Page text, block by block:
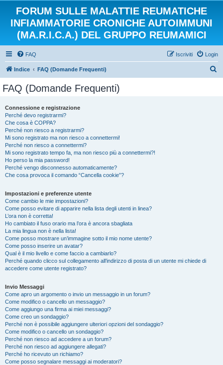
FORUM SULLE MALATTIE REUMATICHE
INFIAMMATORIE CRONICHE AUTOIMMUNI
(MA.R.I.C.A.) DEL GRUPPO REUMAMICI
FAQ Login
Iscriviti
Indice FAQ (Domande Frequenti)
FAQ (Domande Frequenti)
Connessione e registrazione
Perché devo registrarmi?
Che cosa è COPPA?
Perché non riesco a registrarmi?
Mi sono registrato ma non riesco a connettermi!
Perché non riesco a connettermi?
Mi sono registrato tempo fa, ma non riesco più a connettermi?!
Ho perso la mia password!
Perché vengo disconnesso automaticamente?
Che cosa provoca il comando “Cancella cookie”?
Impostazioni e preferenze utente
Come cambio le mie impostazioni?
Come posso evitare di apparire nella lista degli utenti in linea?
L’ora non è corretta!
Ho cambiato il fuso orario ma l’ora è ancora sbagliata
La mia lingua non è nella lista!
Come posso mostrare un’immagine sotto il mio nome utente?
Come posso inserire un avatar?
Qual è il mio livello e come faccio a cambiarlo?
Perché quando clicco sul collegamento all’indirizzo di posta di un utente mi chiede di
accedere come utente registrato?
Invio Messaggi
Come apro un argomento o invio un messaggio in un forum?
Come modifico o cancello un messaggio?
Come aggiungo una firma ai miei messaggi?
Come creo un sondaggio?
Perché non è possibile aggiungere ulteriori opzioni del sondaggio?
Come modifico o cancello un sondaggio?
Perché non riesco ad accedere a un forum?
Perché non riesco ad aggiungere allegati?
Perché ho ricevuto un richiamo?
Come posso segnalare messaggi ai moderatori?